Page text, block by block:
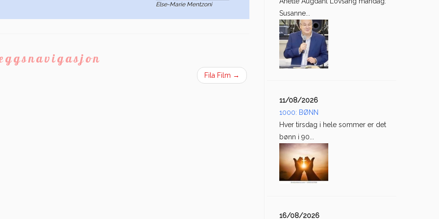
Else-Marie Mentzoni
Fila Film →
Susanne...
11/08/2026
1000: BØNN
Hver tirsdag i hele sommer er det
bønn i 90...
16/08/2026